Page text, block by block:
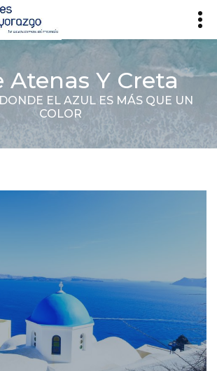
Atenas Y Creta
EL AZUL ES MÁS QUE UN
COLOR